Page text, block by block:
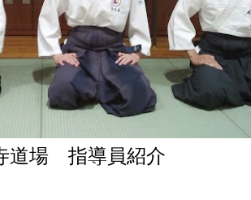
場 指導員紹介